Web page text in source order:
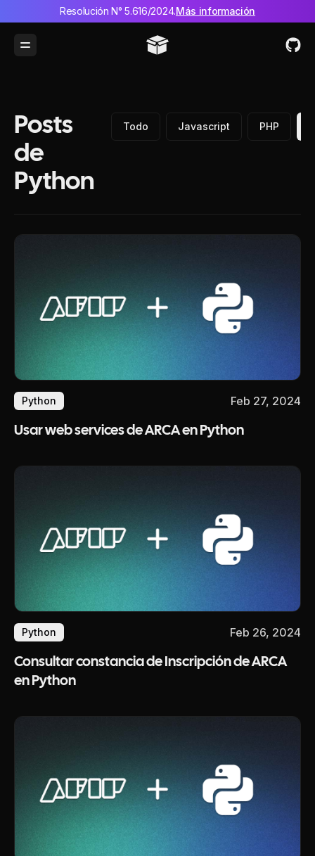
Resolución N° 5.616/2024.Más información
Toggle Menu
Posts
de
Python
Todo Javascript PHP
Python Feb 27, 2024
Usar web services de ARCA en Python
Python Feb 26, 2024
Consultar constancia de Inscripción de ARCA
en Python